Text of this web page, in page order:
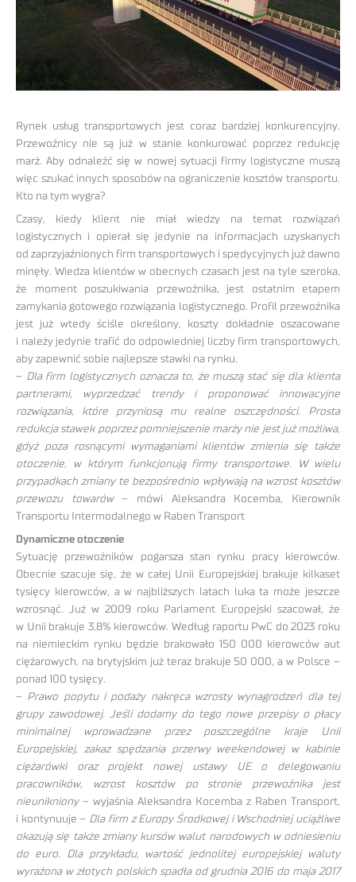
Rynek usług transportowych jest coraz bardziej konkurencyjny.
Przewoźnicy nie są już w stanie konkurować poprzez redukcję
marż. Aby odnaleźć się w nowej sytuacji firmy logistyczne muszą
więc szukać innych sposobów na ograniczenie kosztów transportu.
Kto na tym wygra?
Czasy, kiedy klient nie miał wiedzy na temat rozwiązań
logistycznych i opierał się jedynie na informacjach uzyskanych
od zaprzyjaźnionych firm transportowych i spedycyjnych już dawno
minęły. Wiedza klientów w obecnych czasach jest na tyle szeroka,
że moment poszukiwania przewoźnika, jest ostatnim etapem
zamykania gotowego rozwiązania logistycznego. Profil przewoźnika
jest już wtedy ściśle określony, koszty dokładnie oszacowane
i należy jedynie trafić do odpowiedniej liczby firm transportowych,
aby zapewnić sobie najlepsze stawki na rynku.
– Dla firm logistycznych oznacza to, że muszą stać się dla klienta
partnerami, wyprzedzać trendy i proponować innowacyjne
rozwiązania, które przyniosą mu realne oszczędności. Prosta
redukcja stawek poprzez pomniejszenie marży nie jest już możliwa,
gdyż poza rosnącymi wymaganiami klientów zmienia się także
otoczenie, w którym funkcjonują firmy transportowe. W wielu
przypadkach zmiany te bezpośrednio wpływają na wzrost kosztów
przewozu towarów– mówi Aleksandra Kocemba, Kierownik
Transportu Intermodalnego w Raben Transport
Dynamiczne otoczenie
Sytuację przewoźników pogarsza stan rynku pracy kierowców.
Obecnie szacuje się, że w całej Unii Europejskiej brakuje kilkaset
tysięcy kierowców, a w najbliższych latach luka ta może jeszcze
wzrosnąć. Już w 2009 roku Parlament Europejski szacował, że
w Unii brakuje 3,8% kierowców. Według raportu PwC do 2023 roku
na niemieckim rynku będzie brakowało 150 000 kierowców aut
ciężarowych, na brytyjskim już teraz brakuje 50 000, a w Polsce –
ponad 100 tysięcy.
– Prawo popytu i podaży nakręca wzrosty wynagrodzeń dla tej
grupy zawodowej. Jeśli dodamy do tego nowe przepisy o płacy
minimalnej wprowadzane przez poszczególne kraje Unii
Europejskiej, zakaz spędzania przerwy weekendowej w kabinie
ciężarówki oraz projekt nowej ustawy UE o delegowaniu
pracowników, wzrost kosztów po stronie przewoźnika jest
nieunikniony– wyjaśnia Aleksandra Kocemba z Raben Transport,
i kontynuuje – Dla firm z Europy Środkowej i Wschodniej uciążliwe
okazują się także zmiany kursów walut narodowych w odniesieniu
do euro. Dla przykładu, wartość jednolitej europejskiej waluty
wyrażona w złotych polskich spadła od grudnia 2016 do maja 2017